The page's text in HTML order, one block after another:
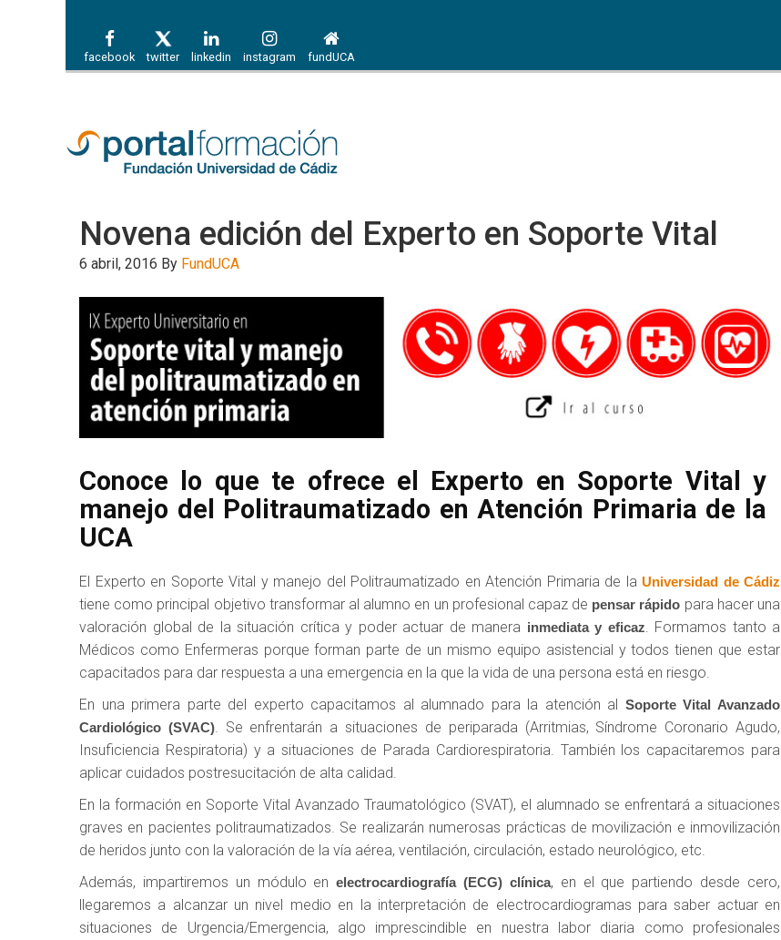
facebook twitter linkedin instagram fundUCA
Novena edición del Experto en Soporte Vital
6 abril, 2016 By FundUCA
Conoce lo que te ofrece el Experto en Soporte Vital y
manejo del Politraumatizado en Atención Primaria de la
UCA
El Experto en Soporte Vital y manejo del Politraumatizado en Atención Primaria de la Universidad de Cádiz
tiene como principal objetivo transformar al alumno en un profesional capaz de pensar rápido para hacer una
valoración global de la situación crítica y poder actuar de manera inmediata y eficaz . Formamos tanto a
Médicos como Enfermeras porque forman parte de un mismo equipo asistencial y todos tienen que estar
capacitados para dar respuesta a una emergencia en la que la vida de una persona está en riesgo.
En una primera parte del experto capacitamos al alumnado para la atención al Soporte Vital Avanzado
Cardiológico (SVAC). Se enfrentarán a situaciones de periparada (Arritmias, Síndrome Coronario Agudo,
Insuficiencia Respiratoria) y a situaciones de Parada Cardiorespiratoria. También los capacitaremos para
aplicar cuidados postresucitación de alta calidad.
En la formación en Soporte Vital Avanzado Traumatológico (SVAT), el alumnado se enfrentará a situaciones
graves en pacientes politraumatizados. Se realizarán numerosas prácticas de movilización e inmovilización
de heridos junto con la valoración de la vía aérea, ventilación, circulación, estado neurológico, etc.
Además, impartiremos un módulo enelectrocardiografía (ECG) clínica, en el que partiendo desde cero,
llegaremos a alcanzar un nivel medio en la interpretación de electrocardiogramas para saber actuar en
situaciones de Urgencia/Emergencia, algo imprescindible en nuestra labor diaria como profesionales